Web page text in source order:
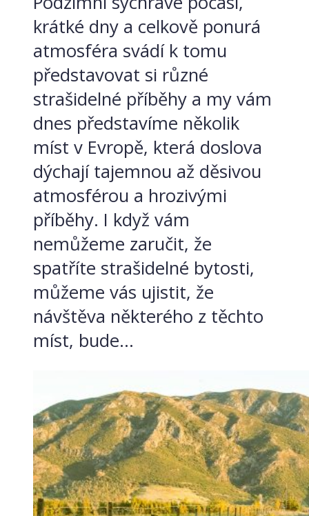
krátké dny a celkově ponurá
atmosféra svádí k tomu
představovat si různé
strašidelné příběhy a my vám
dnes představíme několik
míst v Evropě, která doslova
dýchají tajemnou až děsivou
atmosférou a hrozivými
příběhy. I když vám
nemůžeme zaručit, že
spatříte strašidelné bytosti,
můžeme vás ujistit, že
návštěva některého z těchto
míst, bude...